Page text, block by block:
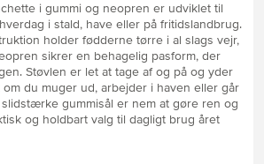
i gummi og neopren er udviklet til
i stald, have eller på fritidslandbrug.
holder fødderne tørre i al slags vejr,
sikrer en behagelig pasform, der
Støvlen er let at tage af og på og yder
du muger ud, arbejder i haven eller går
gummisål er nem at gøre ren og
og holdbart valg til dagligt brug året